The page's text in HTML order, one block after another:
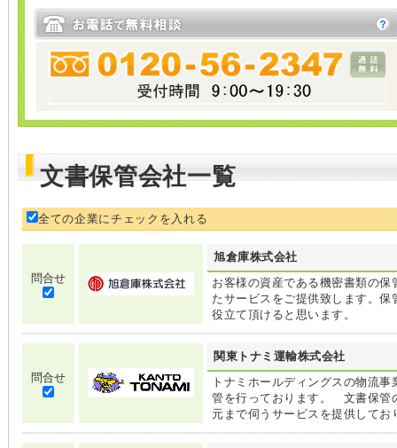
文書保管会社一覧
全ての企業にチェックを入れる
問合せ
旭倉庫株式会社
お客様の資産である機密書類の
たサービスをご提供致します。
役立て頂けると思います。
問合せ
関東トナミ運輸株式会社
トナミホールディングスの物流
管を行っております。 文書保管
元まで伺うサービスを提供して